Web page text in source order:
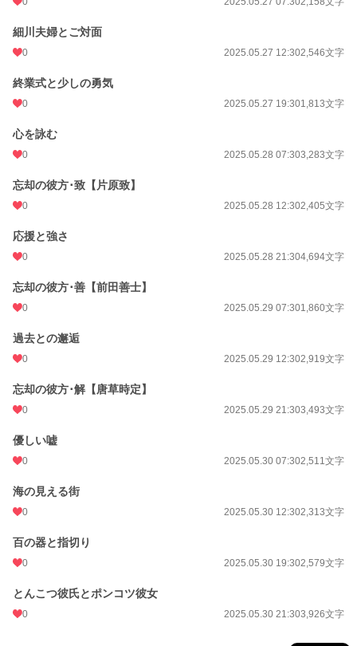
細川夫婦とご対面
0 2025.05.27 12:302,546文字
終業式と少しの勇気
0 2025.05.27 19:301,813文字
心を詠む
0 2025.05.28 07:303,283文字
忘却の彼方･致【片原致】
0 2025.05.28 12:302,405文字
応援と強さ
0 2025.05.28 21:304,694文字
忘却の彼方･善【前田善士】
0 2025.05.29 07:301,860文字
過去との邂逅
0 2025.05.29 12:302,919文字
忘却の彼方･解【唐草時定】
0 2025.05.29 21:303,493文字
優しい嘘
0 2025.05.30 07:302,511文字
海の見える街
0 2025.05.30 12:302,313文字
百の器と指切り
0 2025.05.30 19:302,579文字
とんこつ彼氏とポンコツ彼女
0 2025.05.30 21:303,926文字